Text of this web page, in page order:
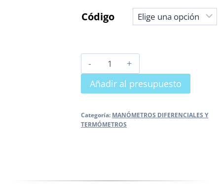
Código
MANÓMETROS
DIFERENCIALES
cantidad
Añadir al presupuesto
Categoría: MANÓMETROS DIFERENCIALES Y
TERMÓMETROS